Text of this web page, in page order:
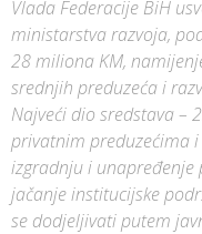
Vlada Federacije BiH
ministarstva razvoja,
28 miliona KM,
srednjih preduzeća i
Najveći dio sredstava –
privatnim preduzećima
izgradnju i unapređenje
jačanje institucijske
se dodjeljivati putem